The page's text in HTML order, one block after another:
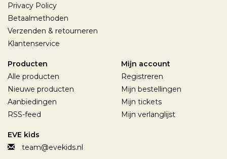
Privacy Policy
Betaalmethoden
Verzenden & retourneren
Klantenservice
Producten
Alle producten
Nieuwe producten
Aanbiedingen
RSS-feed
Mijn account
Registreren
Mijn bestellingen
Mijn tickets
Mijn verlanglijst
EVE kids
team@evekids.nl